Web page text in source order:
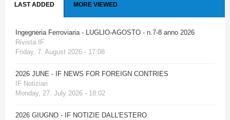
LAST ADDED MORE VIEWED
Ingegneria Ferroviaria - LUGLIO-AGOSTO - n.7-8 anno 2026
Rivista IF
Friday, 7. August 2026 - 17:08
2026 JUNE - IF NEWS FOR FOREIGN CONTRIES
IF Notiziari
Monday, 27. July 2026 - 18:02
2026 GIUGNO - IF NOTIZIE DALL'ESTERO